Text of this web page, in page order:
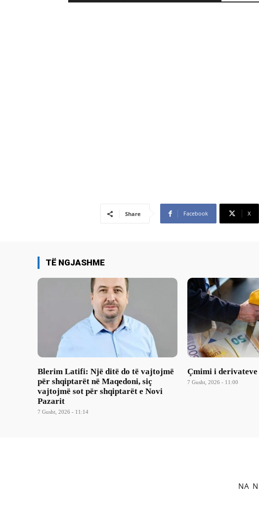
Share Facebook X
TË NGJASHME
Blerim Latifi: Një ditë do të vajtojmë
për shqiptarët në Maqedoni, siç
vajtojmë sot për shqiptarët e Novi
Pazarit
7 Gusht, 2026 - 11:14
Çmimi i derivateve
7 Gusht, 2026 - 11:00
NA